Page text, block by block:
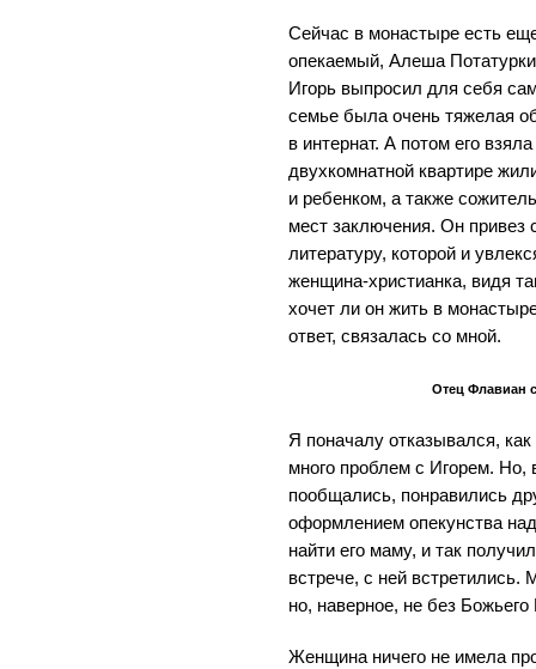
Сейчас в монастыре есть
опекаемый, Алеша
Игорь выпросил для себя
семье была очень тяжелая
в интернат. А потом его
двухкомнатной квартире
и ребенком, а также
мест заключения. Он привез
литературу, которой и
женщина-христианка, видя
хочет ли он жить в
ответ, связалась со мной.
Отец Флавиан
Я поначалу отказывался,
много проблем с Игорем. Но,
пообщались, понравились
оформлением опекунства
найти его маму, и так
встрече, с ней встретились.
но, наверное, не без
Женщина ничего не имела